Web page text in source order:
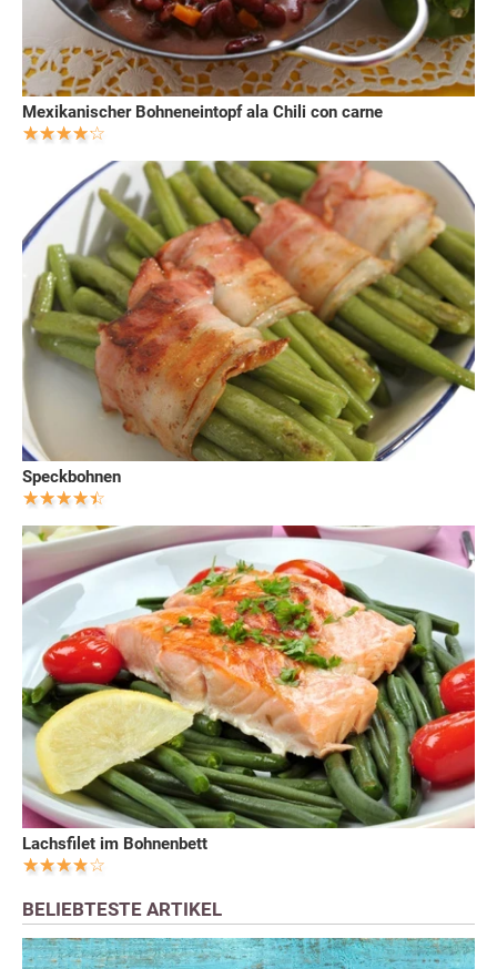
Mexikanischer Bohneneintopf ala Chili con carne
Speckbohnen
Lachsfilet im Bohnenbett
BELIEBTESTE ARTIKEL